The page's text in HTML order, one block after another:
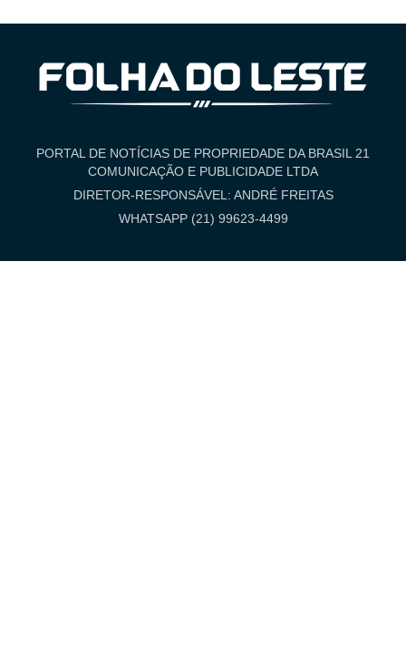
PORTAL DE NOTÍCIAS DE PROPRIEDADE DA BRASIL 21
COMUNICAÇÃO E PUBLICIDADE LTDA
DIRETOR-RESPONSÁVEL: ANDRÉ FREITAS
WHATSAPP (21) 99623-4499